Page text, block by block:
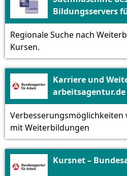
Bildungsservers
Institut für
Regionale Suche nach
Kursen.
Karriere und
arbeitsagentur.de
Verbesserungsmöglichkeiten
mit Weiterbildungen
Kursnet –